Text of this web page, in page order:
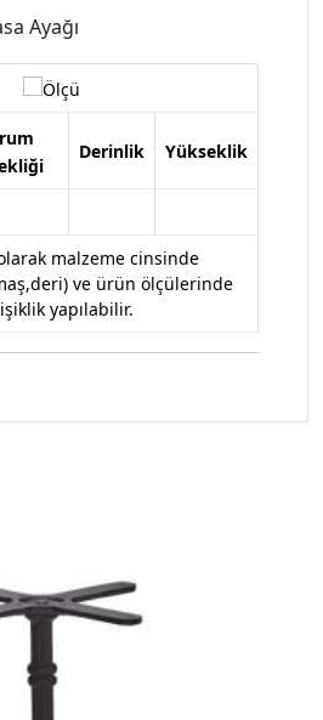
Ayağı
Derinlik Yükseklik
malzeme cinsinde
ve ürün ölçülerinde
yapılabilir.